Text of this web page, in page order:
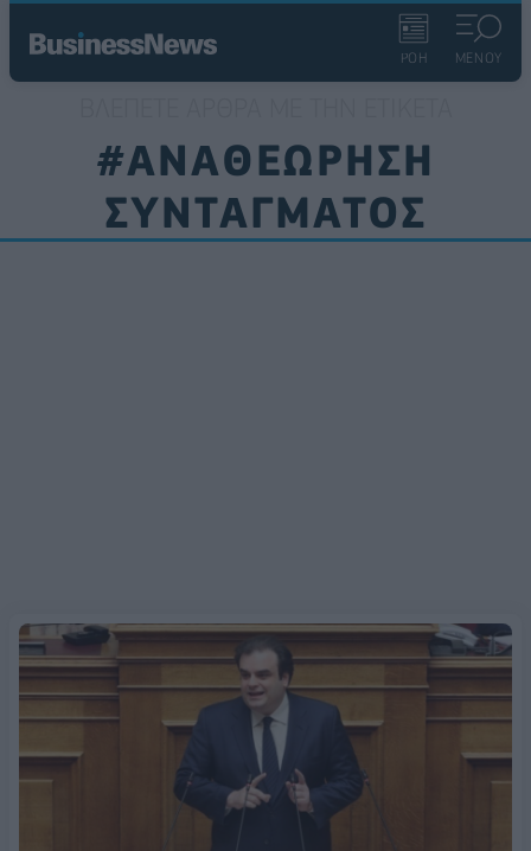
ΡΟΗ ΜΕΝΟΥ
#ΑΝΑΘΕΩΡΗΣΗ
ΣΥΝΤΑΓΜΑΤΟΣ